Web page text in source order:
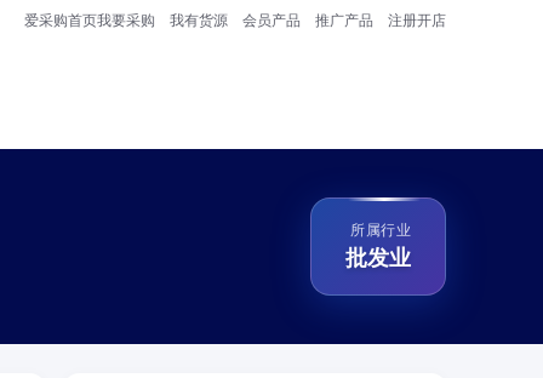
爱采购首页我要采购 我有货源 会员产品 推广产品 注册开店
所属行业
批发业